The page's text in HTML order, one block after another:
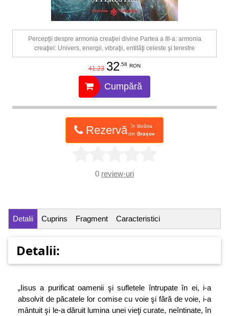
Percepţii despre armonia creaţiei divine Partea a III-a: armonia
creaţiei: Univers, energii, vibraţii, entităţi celeste şi terestre
41.23 32.58 RON
Cumpără
Rezervă
în librăria
din Brașov
0 review-uri
Detalii Cuprins Fragment Caracteristici
Detalii:
„Iisus a purificat oamenii şi sufletele întrupate în ei, i-a
absolvit de păcatele lor comise cu voie şi fără de voie, i-a
mântuit şi le-a dăruit lumina unei vieţi curate, neîntinate, în